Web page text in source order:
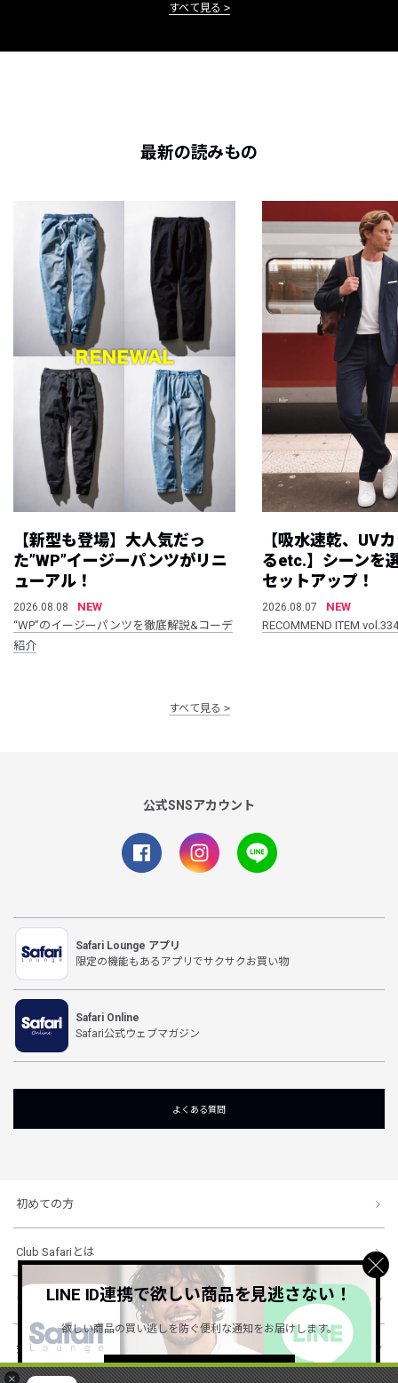
×
すべて見る
最新の読みもの
【新型も登場】大人気だっ
た”WP”イージーパンツがリニ
ューアル！
2026.08.08
NEW
“WP”のイージーパンツを徹底解説&コーデ
紹介
【吸水速乾、UV
るetc.】シーンを
セットアップ！
2026.08.07
NEW
RECOMMEND ITEM vol.334
すべて見る
公式SNSアカウント
Safari Lounge アプリ
限定の機能もあるアプリでサクサクお買い物
Safari Online
Safari公式ウェブマガジン
よくある質問
初めての方
Club Safariとは
ショッピングガイド
会社概要・規約
LINE ID連携で欲しい商品を見逃さない！
欲しい商品の買い逃しを防ぐ便利な通知をお届けします。
詳しくはこちら ＞